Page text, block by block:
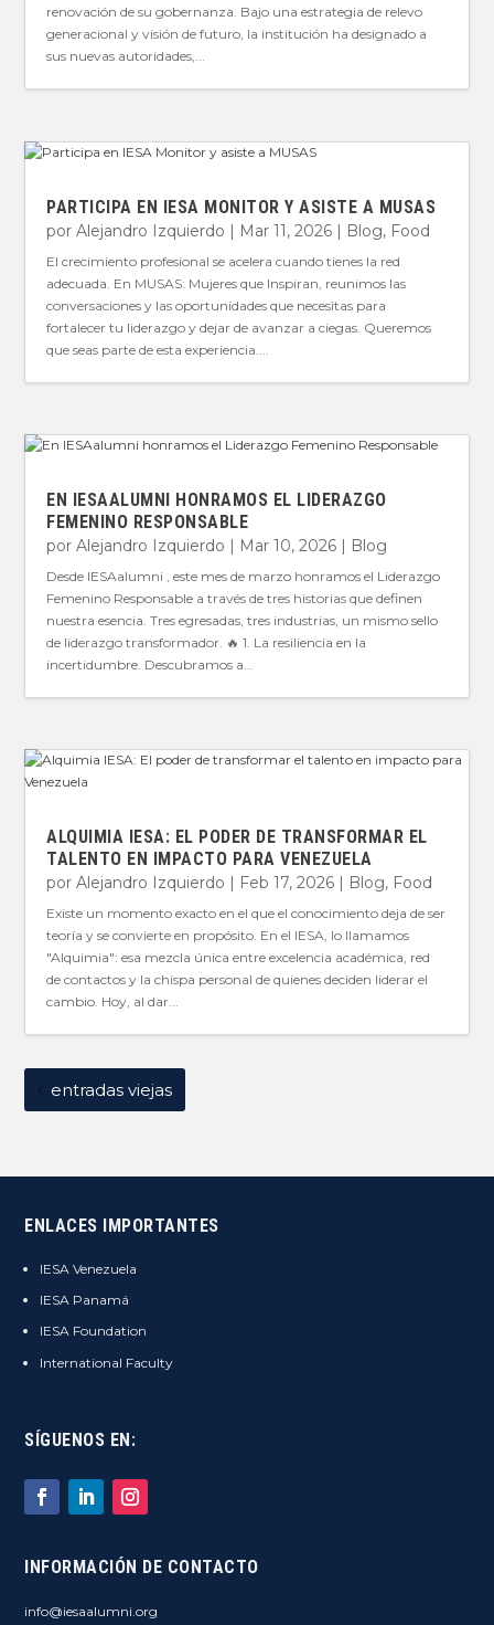
renovación de su gobernanza. Bajo una estrategia de relevo
generacional y visión de futuro, la institución ha designado a
sus nuevas autoridades,...
PARTICIPA EN IESA MONITOR Y ASISTE A MUSAS
porAlejandro Izquierdo | Mar 11, 2026 | Blog, Food
El crecimiento profesional se acelera cuando tienes la red
adecuada. En MUSAS: Mujeres que Inspiran, reunimos las
conversaciones y las oportunidades que necesitas para
fortalecer tu liderazgo y dejar de avanzar a ciegas. Queremos
que seas parte de esta experiencia....
EN IESAALUMNI HONRAMOS EL LIDERAZGO
FEMENINO RESPONSABLE
porAlejandro Izquierdo | Mar 10, 2026 | Blog
Desde IESAalumni , este mes de marzo honramos el Liderazgo
Femenino Responsable a través de tres historias que definen
nuestra esencia. Tres egresadas, tres industrias, un mismo sello
de liderazgo transformador. 🔥 1. La resiliencia en la
incertidumbre. Descubramos a...
ALQUIMIA IESA: EL PODER DE TRANSFORMAR EL
TALENTO EN IMPACTO PARA VENEZUELA
porAlejandro Izquierdo | Feb 17, 2026 | Blog, Food
Existe un momento exacto en el que el conocimiento deja de ser
teoría y se convierte en propósito. En el IESA, lo llamamos
"Alquimia": esa mezcla única entre excelencia académica, red
de contactos y la chispa personal de quienes deciden liderar el
cambio. Hoy, al dar...
entradas viejas
ENLACES IMPORTANTES
IESA Venezuela
IESA Panamá
IESA Foundation
International Faculty
SÍGUENOS EN:
INFORMACIÓN DE CONTACTO
info@iesaalumni.org